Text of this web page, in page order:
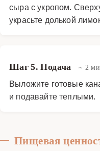
сыра с укропом.
украсьте долькой
Шаг 5. Подача ~ 2
Выложите готовые
и подавайте теплыми.
Пищевая